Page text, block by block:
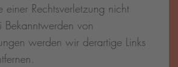
einer Rechtsverletzung nicht
Bekanntwerden von
werden wir derartige Links